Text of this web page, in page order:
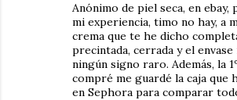
Anónimo de piel seca, en ebay,
mi experiencia, timo no hay, a
crema que te he dicho
precintada, cerrada y el envase
ningún signo raro. Además, la
compré me guardé la caja que
en Sephora para comparar